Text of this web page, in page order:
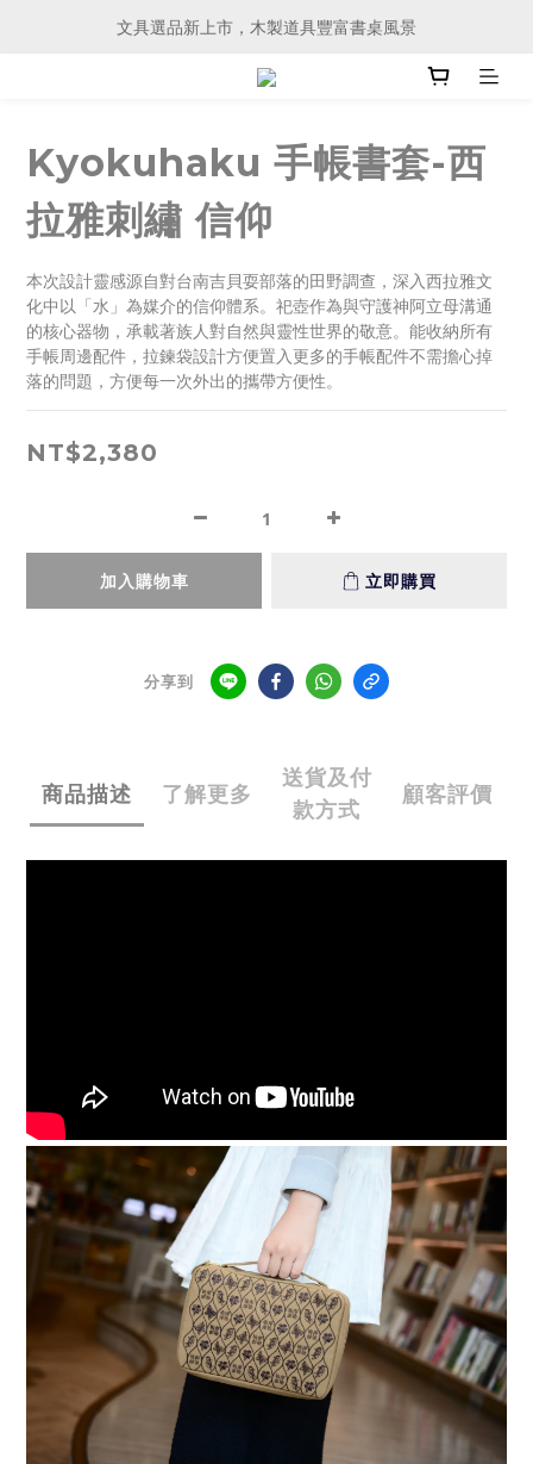
文具選品新上市，木製道具豐富書桌風景
文具選品新上市，木製道具豐富書桌風景
會員購物滿 3000元、即可享有免運服務
Kyokuhaku 手帳書套-西
拉雅刺繡 信仰
本次設計靈感源自對台南吉貝耍部落的田野調查，深入西拉雅文
化中以「水」為媒介的信仰體系。祀壺作為與守護神阿立母溝通
的核心器物，承載著族人對自然與靈性世界的敬意。能收納所有
手帳周邊配件，拉鍊袋設計方便置入更多的手帳配件不需擔心掉
落的問題，方便每一次外出的攜帶方便性。
NT$2,380
加入購物車 立即購買
分享到
商品描述 了解更多
送貨及付
款方式
顧客評價